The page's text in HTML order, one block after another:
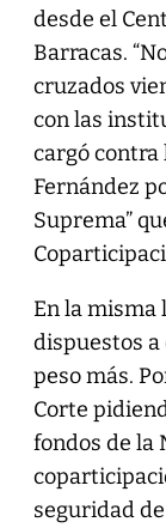
desde el
Barracas.
cruzados
con las
cargó
Fernández
Suprema”
En la misma
dispuestos a
peso más.
Corte
fondos de la
seguridad